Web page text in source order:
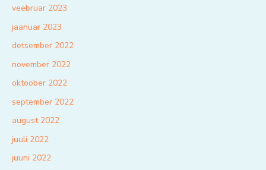
veebruar 2023
jaanuar 2023
detsember 2022
november 2022
oktoober 2022
september 2022
august 2022
juuli 2022
juuni 2022